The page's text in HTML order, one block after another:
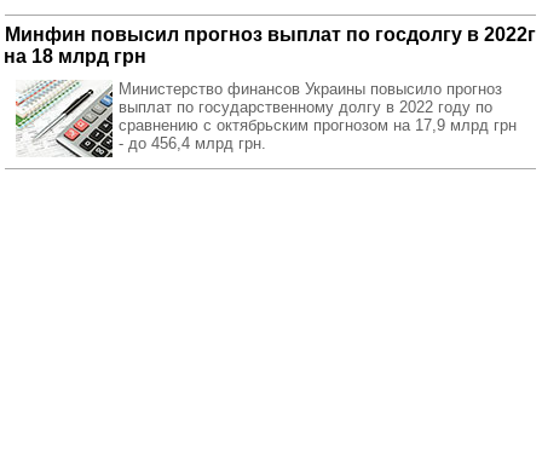
Минфин повысил прогноз выплат по госдолгу в 2022г
на 18 млрд грн
Министерство финансов Украины повысило прогноз
выплат по государственному долгу в 2022 году по
сравнению с октябрьским прогнозом на 17,9 млрд грн
- до 456,4 млрд грн.